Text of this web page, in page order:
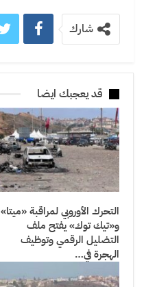
شارك
قد يعجبك ايضا
التحرك الأوروبي لمراقبة «ميتا»
و«تيك توك» يفتح ملف
التضليل الرقمي وتوظيف
الهجرة في…